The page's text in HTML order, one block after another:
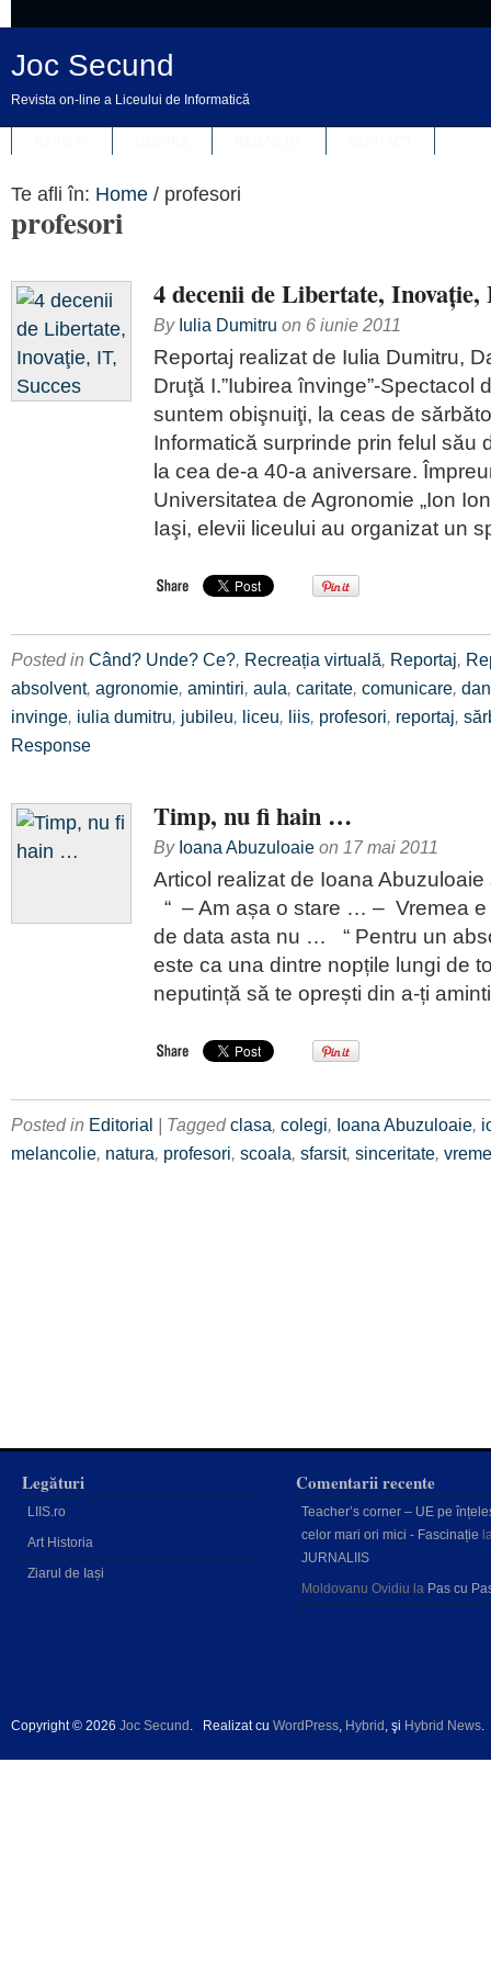
Joc Secund
Revista on-line a Liceului de Informatică
Te afli în: Home / profesori
profesori
4 decenii de Libertate, Inovaţie,
By Iulia Dumitru on 6 iunie 2011
Reportaj realizat de Iulia Dumitru,
Druţă I.”Iubirea învinge”-Spectacol
suntem obişnuiţi, la ceas de
Informatică surprinde prin felul său
la cea de-a 40-a aniversare.
Universitatea de Agronomie „Ion
Iaşi, elevii liceului au organizat un
Posted in Când? Unde? Ce?, Recreația virtuală, Reportaj,
absolvent, agronomie, amintiri, aula, caritate, comunicare,
invinge, iulia dumitru, jubileu, liceu, liis, profesori, reportaj,
Response
Timp, nu fi hain …
By Ioana Abuzuloaie on 17 mai 2011
Articol realizat de Ioana
“ – Am așa o stare … – Vremea
de data asta nu … “ Pentru un
este ca una dintre nopțile lungi de
neputință să te oprești din a-ți
Posted in Editorial | Taggedclasa, colegi, Ioana Abuzuloaie,
melancolie, natura, profesori, scoala, sfarsit, sinceritate, vreme
Legături
LIIS.ro
Art Historia
Ziarul de Iași
Comentarii recente
Teacher’s corner – UE pe
celor mari ori mici - Fascinație
JURNALIIS
Moldovanu Ovidiu la Pas cu
Copyright © 2026 Joc Secund . Realizat cu WordPress, Hybrid , şi Hybrid News.